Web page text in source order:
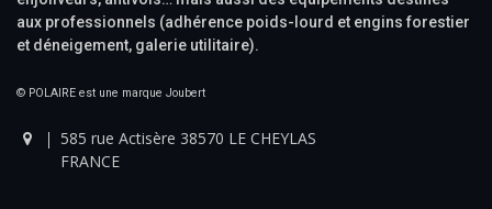
aux professionnels (adhérence poids-lourd et engins forestier
et déneigement, galerie utilitaire).
© POLAIRE est une marque Joubert
585 rue Actisère 38570 LE CHEYLAS
FRANCE